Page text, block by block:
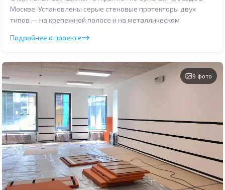
Москве. Установлены серые стеновые протекторы двух
типов — на крепежной полосе и на металлическом
Подробнее о проекте
9 фото